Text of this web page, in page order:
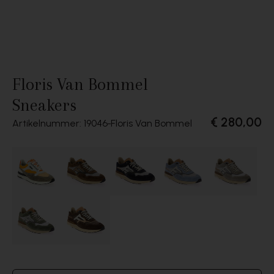
Floris Van Bommel
Sneakers
Artikelnummer: 19046 Floris Van Bommel € 280,00